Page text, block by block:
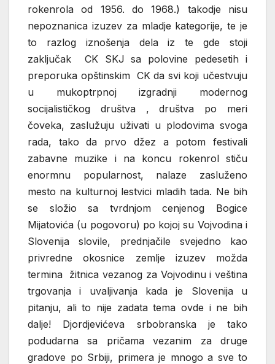
rokenrola od 1956. do 1968.) takodje nisu
nepoznanica izuzev za mladje kategorije, te je
to razlog iznošenja dela iz te gde stoji
zaključak CK SKJ sa polovine pedesetih i
preporuka opštinskim CK da svi koji učestvuju
u mukoptrpnoj izgradnji modernog
socijalističkog društva , društva po meri
čoveka, zaslužuju uživati u plodovima svoga
rada, tako da prvo džez a potom festivali
zabavne muzike i na koncu rokenrol stiču
enormnu popularnost, nalaze zasluženo
mesto na kulturnoj lestvici mladih tada. Ne bih
se složio sa tvrdnjom cenjenog Bogice
Mijatovića (u pogovoru) po kojoj su Vojvodina i
Slovenija slovile, prednjačile svejedno kao
privredne okosnice zemlje izuzev možda
termina žitnica vezanog za Vojvodinu i veština
trgovanja i uvaljivanja kada je Slovenija u
pitanju, ali to nije zadata tema ovde i ne bih
dalje! Djordjevićeva srbobranska je tako
podudarna sa pričama vezanim za druge
gradove po Srbiji, primera je mnogo a sve to